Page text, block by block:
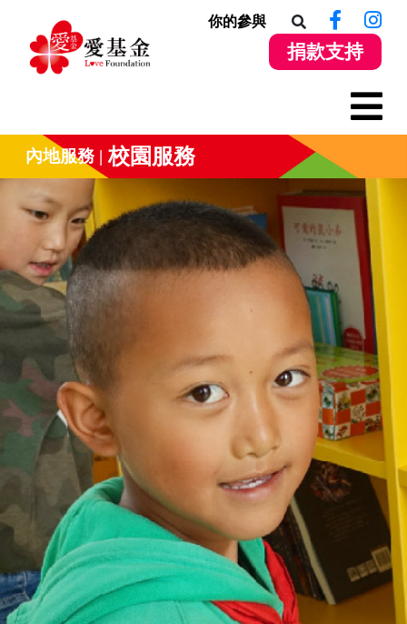
你的參與
捐款支持
內地服務 校園服務